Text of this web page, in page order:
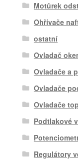
Motůrek
Ohřívače
ostatní
Ovladač
Ovladače a
Ovladače
Ovladače
Podtlakové
Regulátory